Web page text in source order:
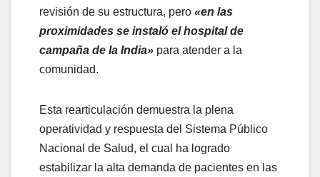
revisión de su estructura, pero «en las
proximidades se instaló el hospital de
campaña de la India» para atender a la
comunidad.
​Esta rearticulación demuestra la plena
operatividad y respuesta del Sistema Público
Nacional de Salud, el cual ha logrado
estabilizar la alta demanda de pacientes en las